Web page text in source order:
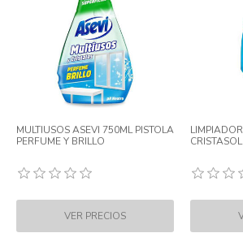
MULTIUSOS ASEVI 750ML PISTOLA
PERFUME Y BRILLO